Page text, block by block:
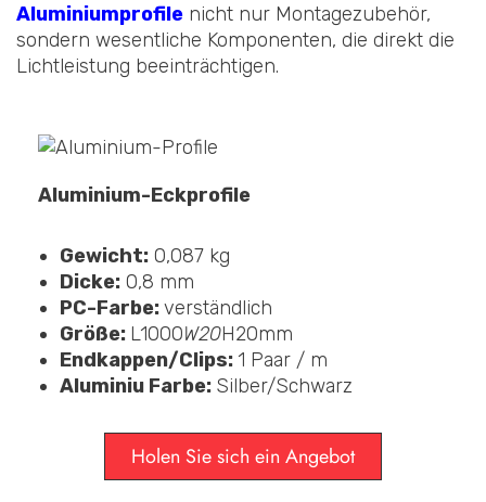
Aluminiumprofile nicht nur Montagezubehör,
sondern wesentliche Komponenten, die direkt die
Lichtleistung beeinträchtigen.
Aluminium-Eckprofile
Gewicht: 0,087 kg
Dicke: 0,8 mm
PC-Farbe:verständlich
Größe: L1000W20H20mm
Endkappen/Clips: 1 Paar / m
Aluminiu Farbe: Silber/Schwarz
Holen Sie sich ein Angebot